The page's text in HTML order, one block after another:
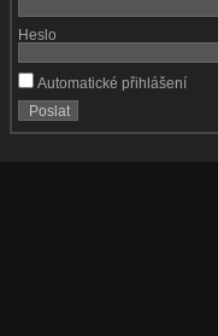
Heslo
Automatické přihlášení